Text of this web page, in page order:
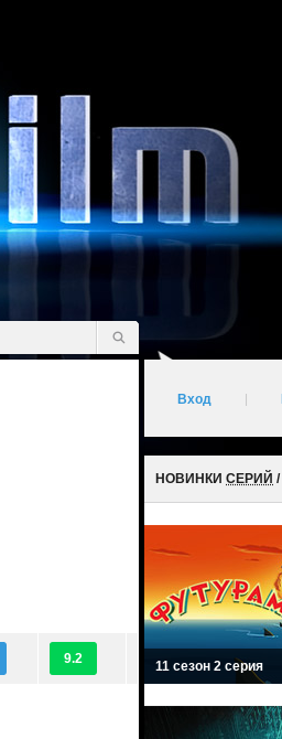
9.2
Вход
НОВИНКИ СЕРИЙ /
11 сезон 2 серия